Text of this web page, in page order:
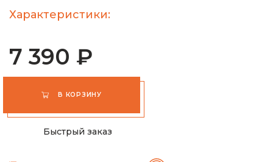
Характеристики:
7 390 ₽
В КОРЗИНУ
Быстрый заказ